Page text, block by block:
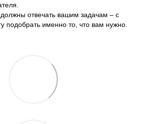
отвечать вашим задачам – с
подобрать именно то, что вам нужно.